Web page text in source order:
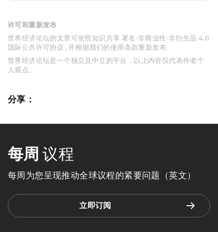
许可和重新发布
世界经济论坛的文章可依照知识共享 署名-非商业性-非衍生品 4.0
国际公共许可协议 , 并根据我们的使用条款重新发布。
世界经济论坛是一个独立且中立的平台，以上内容仅代表作者个
人观点。
分享：
每周 议程
每周为您呈现推动全球议程的紧要问题（英文）
立即订阅